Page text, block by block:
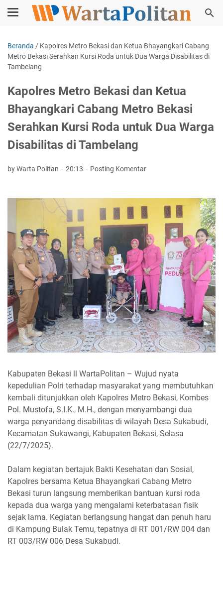
Beranda / Kapolres Metro Bekasi dan Ketua Bhayangkari Cabang
Metro Bekasi Serahkan Kursi Roda untuk Dua Warga Disabilitas di
Tambelang
Kapolres Metro Bekasi dan Ketua
Bhayangkari Cabang Metro Bekasi
Serahkan Kursi Roda untuk Dua Warga
Disabilitas di Tambelang
by Warta Politan 20:13 Posting Komentar
Kabupaten Bekasi ll WartaPolitan – Wujud nyata
kepedulian Polri terhadap masyarakat yang membutuhkan
kembali ditunjukkan oleh Kapolres Metro Bekasi, Kombes
Pol. Mustofa, S.I.K., M.H., dengan menyambangi dua
warga penyandang disabilitas di wilayah Desa Sukabudi,
Kecamatan Sukawangi, Kabupaten Bekasi, Selasa
(22/7/2025).
Dalam kegiatan bertajuk Bakti Kesehatan dan Sosial,
Kapolres bersama Ketua Bhayangkari Cabang Metro
Bekasi turun langsung memberikan bantuan kursi roda
kepada dua warga yang mengalami keterbatasan fisik
sejak lama. Kegiatan berlangsung hangat dan penuh haru
di Kampung Bulak Temu, tepatnya di RT 001/RW 004 dan
RT 003/RW 006 Desa Sukabudi.